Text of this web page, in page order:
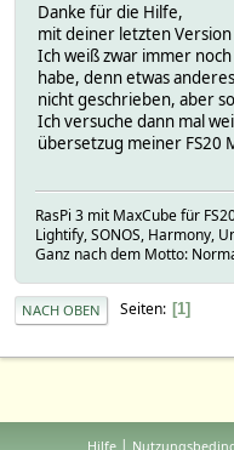
Danke für die Hilfe,
mit deiner letzten
Ich weiß zwar immer
habe, denn etwas
nicht geschrieben, aber
Ich versuche dann mal
übersetzug meiner FS20
RasPi 3 mit MaxCube für
Lightify, SONOS, Harmony,
Ganz nach dem Motto:
NACH OBEN Seiten 1
Hilfe |